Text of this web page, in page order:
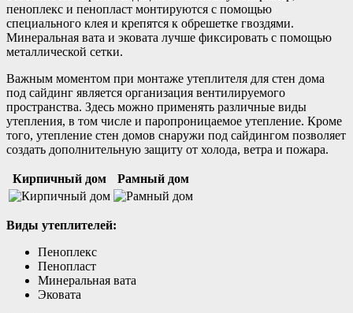
пеноплекс и пенопласт монтируются с помощью
специального клея и крепятся к обрешетке гвоздями.
Минеральная вата и эковата лучше фиксировать с помощью
металлической сетки.
Важным моментом при монтаже утеплителя для стен дома
под сайдинг является организация вентилируемого
пространства. Здесь можно применять различные виды
утепления, в том числе и паропроницаемое утепление. Кроме
того, утепление стен домов снаружи под сайдингом позволяет
создать дополнительную защиту от холода, ветра и пожара.
Кирпичный дом Рамный дом
Виды утеплителей:
Пеноплекс
Пенопласт
Минеральная вата
Эковата